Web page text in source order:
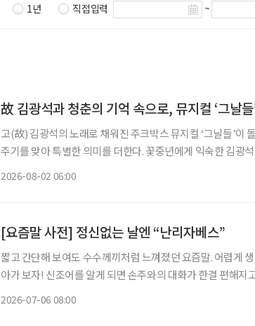
1년 직접입력 ~
故 김광석과 청춘의 기억 속으로, 뮤지컬 ‘그날들
고(故) 김광석의 노래로 채워진 주크박스 뮤지컬 ‘그날들’이
주기를 맞아 특별한 의미를 더한다. 꽃중년에게 익숙한 김광
2026-08-02 06:00
[요즘말 사전] 정신없는 날엔 “난리자베스”
짧고 간단해 보여도 수수께끼처럼 느껴졌던 요즘말. 어렵게
아가 보자! 신조어를 알게 되면 손주와의 대화가 한결 편해지
2026-07-06 08:00